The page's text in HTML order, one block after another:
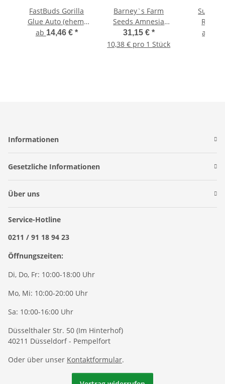
FastBuds Gorilla
Glue Auto (ehem.
Glue Auto),
ab 14,46 € *
Barney`s Farm
Seeds Amnesia
Haze Auto, 3
Samen automatic
31,15 € *
10,38 € pro 1 Stück
Super
Runtz
ab
Informationen
Gesetzliche Informationen
Über uns
Service-Hotline
0211 / 91 18 94 23
Öffnungszeiten:
Di, Do, Fr: 10:00-18:00 Uhr
Mo, Mi: 10:00-20:00 Uhr
Sa: 10:00-16:00 Uhr
Düsselthaler Str. 50 (Im Hinterhof)
40211 Düsseldorf - Pempelfort
Oder über unser Kontaktformular.